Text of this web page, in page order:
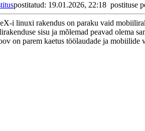
postitatud: 19.01.2026, 22:18 postituse
i linuxi rakendus on paraku vaid
sisu ja mõlemad peavad olema
on parem kaetus töölaudade ja mobiilide